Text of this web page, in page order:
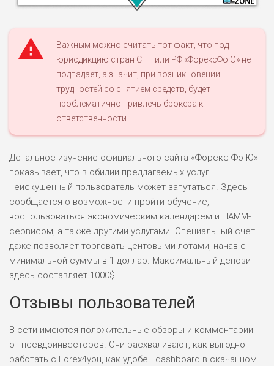
НАЗВАНИЕ
ДОХОД: ВЫСОКИЙ
БЮДЖЕТ: ВЫСОКИЙ
ЛЮБИТЕЛЯ
М СТАВОК
РИСКИ: СРЕДНИЕ
ДОХОД: ВЫСОКИЙ
БЮДЖЕТ: НИЗКИЙ
ОБЗОР
ПОДОЙДЕТ
РИСКИ: НИЗКИЕ
ДОХОД: НИЗКИЙ
БЮДЖЕТ: НИЗКИЙ
ОБЗОР
Важным можно считать тот факт, что под
юрисдикцию стран СНГ или РФ «ФорексФоЮ» не
подпадает, а значит, при возникновении
трудностей со снятием средств, будет
проблематично привлечь брокера к
ответственности.
Детальное изучение официального сайта «Форекс Фо Ю»
показывает, что в обилии предлагаемых услуг
неискушенный пользователь может запутаться. Здесь
сообщается о возможности пройти обучение,
воспользоваться экономическим календарем и ПАММ-
сервисом, а также другими услугами. Специальный счет
даже позволяет торговать центовыми лотами, начав с
минимальной суммы в 1 доллар. Максимальный депозит
здесь составляет 1000$.
Отзывы пользователей
В сети имеются положительные обзоры и комментарии
от псевдоинвесторов. Они расхваливают, как выгодно
работать с Forex4you, как удобен dashboard в скачанном